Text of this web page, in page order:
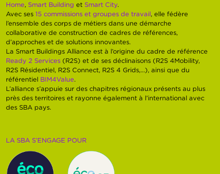
Home, Smart Building et Smart City.
Avec ses15 commissions et groupes de travail, elle fédère
l’ensemble des corps de métiers dans une démarche
collaborative de construction de cadres de références,
d’approches et de solutions innovantes.
La Smart Buildings Alliance est à l’origine du cadre de référence
Ready 2 Services (R2S) et de ses déclinaisons (R2S 4Mobility,
R2S Résidentiel, R2S Connect, R2S 4 Grids,…), ainsi que du
référentiel BIM4Value.
L’alliance s’appuie sur des chapitres régionaux présents au plus
près des territoires et rayonne également à l’international avec
des SBA pays.
LA SBA S’ENGAGE POUR